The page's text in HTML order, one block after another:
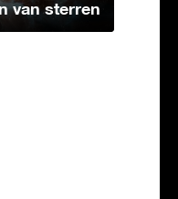
van sterren